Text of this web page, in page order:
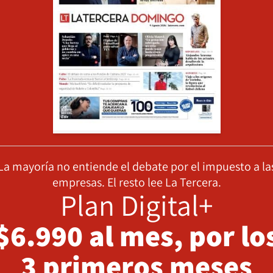
mayoría no entiende el debate por el impuesto a
empresas. El resto lee La Tercera.
Plan Digital+
al mes, por